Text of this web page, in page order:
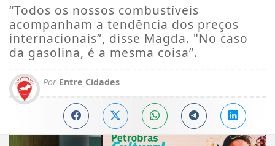
“Todos os nossos combustíveis
acompanham a tendência dos preços
internacionais”, disse Magda. "No caso
da gasolina, é a mesma coisa”.
Por Entre Cidades